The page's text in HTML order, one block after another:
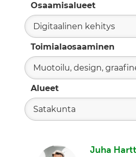
Osaamisalueet
Digitaalinen kehitys
Toimialaosaaminen
Muotoilu, design,
Alueet
Satakunta
Juha